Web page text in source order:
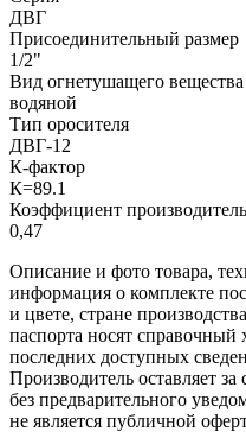
ДВГ
Присоединительный размер
1/2"
Вид огнетушащего
водяной
Тип оросителя
ДВГ-12
К-фактор
К=89.1
Коэффициент
0,47
Описание и фото товара,
информация о комплекте
и цвете, стране
паспорта носят справочный
последних доступных
Производитель оставляет
без предварительного
не является публичной